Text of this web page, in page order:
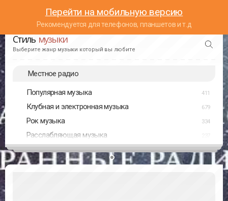
Перейти на мобильную версию
Рекомендуется для телефонов, планшетов и т.д
Стиль музыки
Выберите жанр музыки который вы любите
Местное радио
Популярная музыка 411
Клубная и электронная музыка 679
Рок музыка 334
Расслабляющая музыка